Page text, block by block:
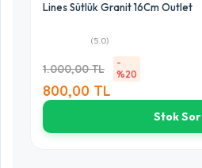
Lines Sütlük Granit 16Cm Outlet
(5.0)
1.000,00 TL
-
%20
800,00 TL
Stok Sor